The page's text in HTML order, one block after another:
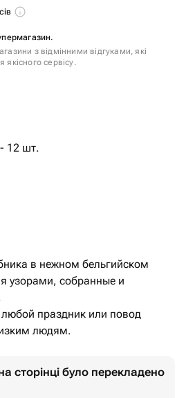
з відмінними відгуками, які
сервісу.
12 шт.
в нежном бельгийском
узорами, собранные и
праздник или повод
людям.
сторінці було перекладено